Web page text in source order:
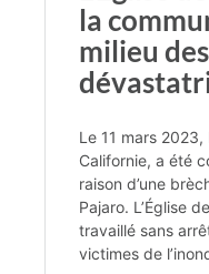
la
milieu
Le 11 mars
Californie, a été
raison d’une
Pajaro. L’Église
travaillé sans
victimes de